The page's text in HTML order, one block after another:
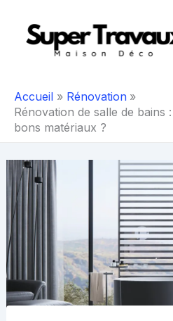
contenu
Accueil
Rénovation
Rénovation de salle de bains
bons matériaux ?